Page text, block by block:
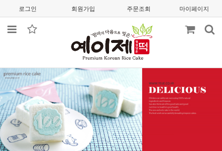
로그인 회원가입 주문조회 마이페이지